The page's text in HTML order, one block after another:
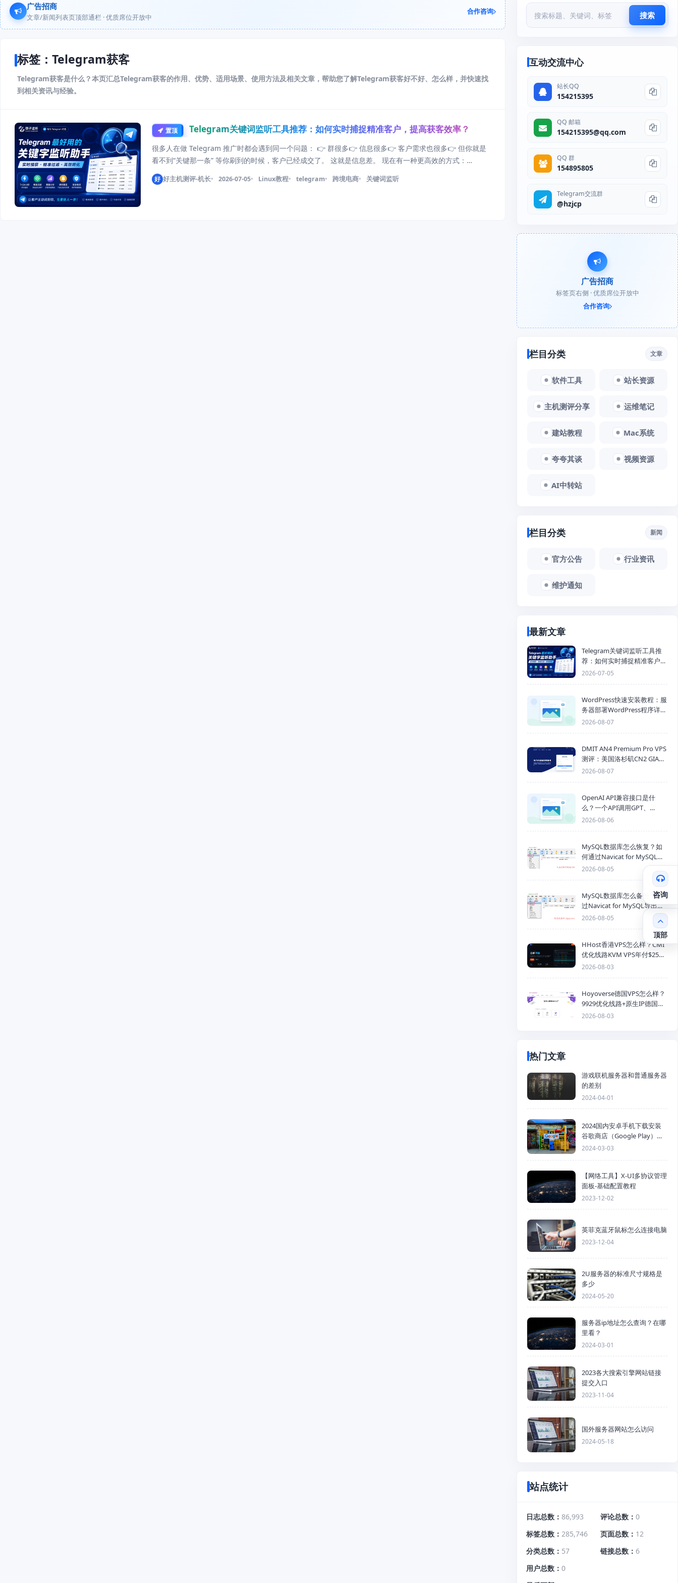
广告招商
文章/新闻列表页顶部通栏 · 优质席位开放中
合作咨询
标签：Telegram获客
Telegram获客是什么？本页汇总Telegram获客的作用、优势、适用场景、使用方法及相关文章，帮助您了解Telegram获客好不好、怎么样，并快速找
到相关资讯与经验。
置顶 Telegram关键词监听工具推荐：如何实时捕捉精准客户，提高获客效率？
很多人在做 Telegram 推广时都会遇到同一个问题： 👉 群很多👉 信息很多👉 客户需求也很多👉 但你就是
看不到“关键那一条” 等你刷到的时候，客户已经成交了。 这就是信息差。 现在有一种更高效的方式：
Telegram关键词监听获客工具 @kuaizi168Bot 比如「筷子监听」，它的作用很简单： 当有人在 Te
好 好主机测评-机长 2026-07-05 Linux教程 telegram 跨境电商 关键词监听
搜索
互动交流中心
站长QQ
154215395
QQ 邮箱
154215395@qq.com
QQ 群
154895805
Telegram交流群
@hzjcp
广告招商
标签页右侧 · 优质席位开放中
合作咨询
栏目分类 文章
软件工具 站长资源
主机测评分享 运维笔记
建站教程 Mac系统
夸夸其谈 视频资源
AI中转站
栏目分类 新闻
官方公告 行业资讯
维护通知
最新文章
Telegram关键词监听工具推
荐：如何实时捕捉精准客户，
提高获客效率？
2026-07-05
WordPress快速安装教程：服
务器部署WordPress程序详细
步骤
2026-08-07
DMIT AN4 Premium Pro VPS
测评：美国洛杉矶CN2 GIA三
网优化线路性能测试
2026-08-07
OpenAI API兼容接口是什
么？一个API调用GPT、
Claude、Gemini、DeepSeek
2026-08-06
MySQL数据库怎么恢复？如
何通过Navicat for MySQL导
入SQL备份文件
2026-08-05
MySQL数据库怎么备份？通
过Navicat for MySQL导出
Mysql数据库为SQL格式备份
2026-08-05
HHost香港VPS怎么样？CMI
优化线路KVM VPS年付$25
起，4GB内存优惠套餐
2026-08-03
Hoyoverse德国VPS怎么样？
9929优化线路+原生IP德国
KVM VPS推荐
2026-08-03
热门文章
游戏联机服务器和普通服务器
的差别
2024-04-01
2024国内安卓手机下载安装
谷歌商店（Google Play）详
细步骤
2024-03-03
【网络工具】X-UI多协议管理
面板-基础配置教程
2023-12-02
英菲克蓝牙鼠标怎么连接电脑
2023-12-04
2U服务器的标准尺寸规格是
多少
2024-05-20
服务器ip地址怎么查询？在哪
里看？
2024-03-01
2023各大搜索引擎网站链接
提交入口
2023-11-04
国外服务器网站怎么访问
2024-05-18
站点统计
日志总数 86,993 评论总数
0
标签总数
285,746 页面总数
12
分类总数
57 链接总数
6
用户总数
0
咨询
顶部